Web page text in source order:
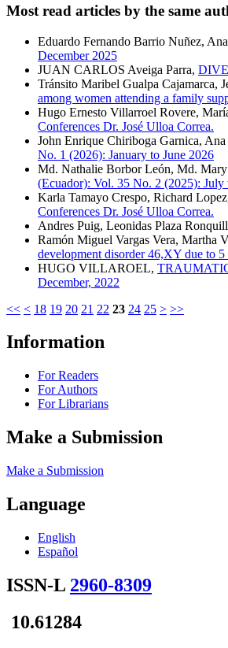
Most read articles by the same
Eduardo Fernando Barrio Nuñez,
December 2025
JUAN CARLOS Aveiga Parra,
Tránsito Maribel Gualpa Cajamarca,
among women attending a family
Hugo Ernesto Villarroel Rovere,
Conferences Dr. José Ulloa Correa.
John Enrique Chiriboga Garnica,
No. 1 (2026): January to June 2026
Md. Nathalie Borbor León, Md.
(Ecuador): Vol. 35 No. 2 (2025): July
Karla Tamayo Crespo, Richard
Conferences Dr. José Ulloa Correa.
Andres Puig, Leonidas Plaza
Ramón Miguel Vargas Vera, Martha
development disorder 46,XY due to
HUGO VILLAROEL,
December, 2022
<< < 18 19 20 21 22 23 24 25 > >>
Information
For Readers
For Authors
For Librarians
Make a Submission
Make a Submission
Language
English
Español
ISSN-L 2960-8309
10.61284